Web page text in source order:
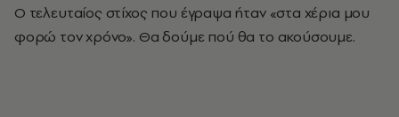
Ο τελευταίος στίχος που έγραψα ήταν «στα χέρια μου
φορώ τον χρόνο». Θα δούμε πού θα το ακούσουμε.